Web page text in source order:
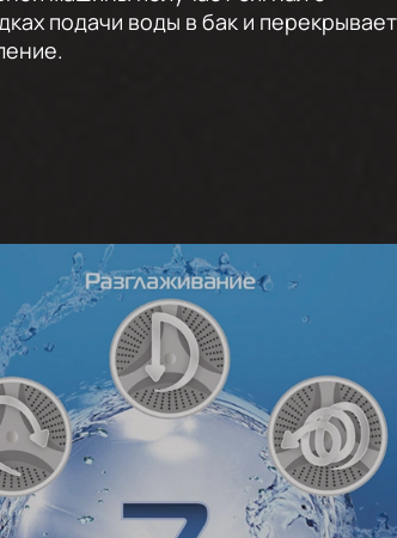
подачи воды в бак и